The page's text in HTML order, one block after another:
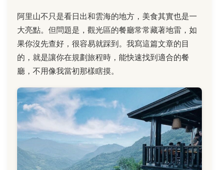
阿里山不只是看日出和雲海的地方，美食其實也是一
大亮點。但問題是，觀光區的餐廳常常藏著地雷，如
果你沒先查好，很容易就踩到。我寫這篇文章的目
的，就是讓你在規劃旅程時，能快速找到適合的餐
廳，不用像我當初那樣瞎摸。